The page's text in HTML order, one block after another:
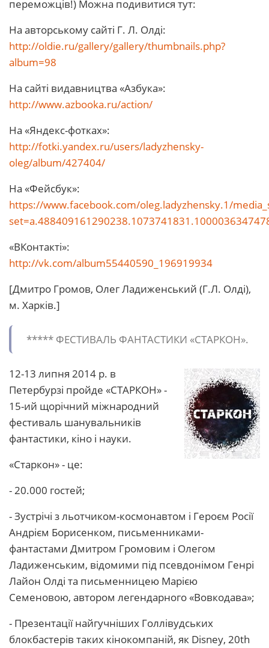
переможців!) Можна подивитися тут:
На авторському сайті Г. Л. Олді:
http://oldie.ru/gallery/gallery/thumbnails.php?
album=98
На сайті видавництва «Азбука»:
http://www.azbooka.ru/action/
На «Яндекс-фотках»:
http://fotki.yandex.ru/users/ladyzhensky-
oleg/album/427404/
На «Фейсбук»:
https://www.facebook.com/oleg.ladyzhensky.1/
«ВКонтакті»:
http://vk.com/album55440590_196919934
[Дмитро Громов, Олег Ладиженський (Г.Л. Олді),
м. Харків.]
***** ФЕСТИВАЛЬ ФАНТАСТИКИ «СТАРКОН».
12-13 липня 2014 р. в
Петербурзі пройде «СТАРКОН» -
15-ий щорічний міжнародний
фестиваль шанувальників
фантастики, кіно і науки.
«Старкон» - це:
- 20.000 гостей;
- Зустрічі з льотчиком-космонавтом і Героєм Росії
Андрієм Борисенком, письменниками-
фантастами Дмитром Громовим і Олегом
Ладиженським, відомими під псевдонімом Генрі
Лайон Олді та письменницею Марією
Семеновою, автором легендарного «Вовкодава»;
- Презентації найгучніших Голлівудських
блокбастерів таких кінокомпаній, як Disney, 20th